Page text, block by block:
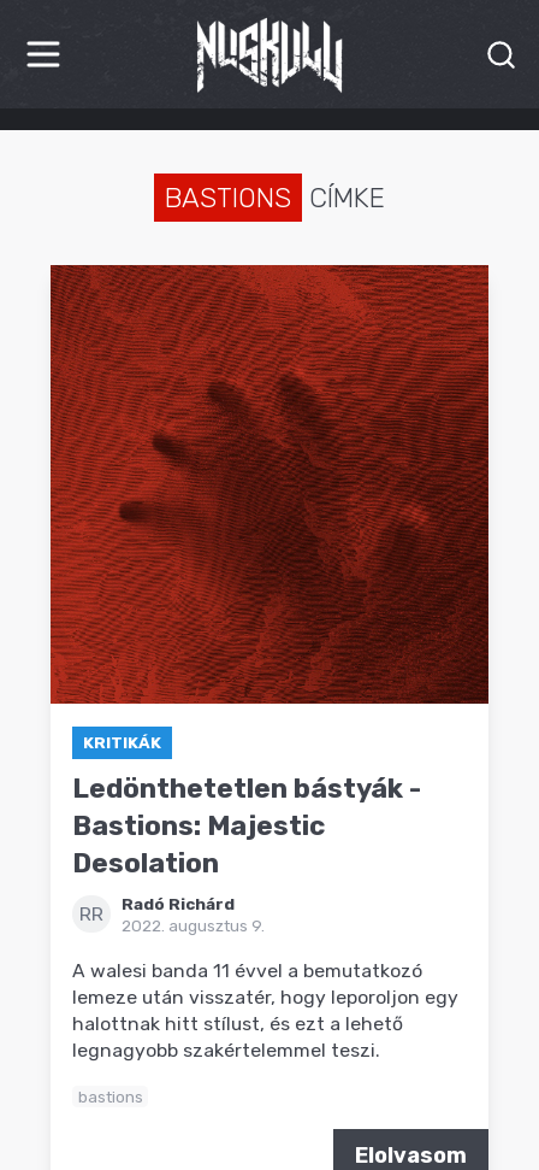
HÍREK
INTERJÚK
PREMIEREK
KULT
MÁSVILÁG
BLOG
BASTIONS CÍMKE
KRITIKÁK
Ledönthetetlen bástyák -
Bastions: Majestic
Desolation
RR
Radó Richárd
2022. augusztus 9.
A walesi banda 11 évvel a bemutatkozó
lemeze után visszatér, hogy leporoljon egy
halottnak hitt stílust, és ezt a lehető
legnagyobb szakértelemmel teszi.
bastions
Elolvasom